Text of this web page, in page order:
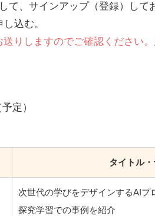
、サインアップ（登録）して
込む。
りしますのでご確認ください
定）
タイトル
次世代の学びをデザインするAIプ
探究学習での事例を紹介